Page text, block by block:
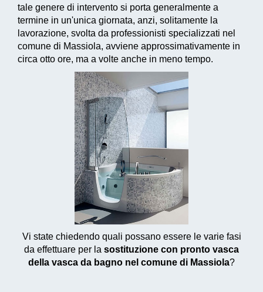
tale genere di intervento si porta generalmente a
termine in un'unica giornata, anzi, solitamente la
lavorazione, svolta da professionisti specializzati nel
comune di Massiola, avviene approssimativamente in
circa otto ore, ma a volte anche in meno tempo.
Vi state chiedendo quali possano essere le varie fasi
da effettuare per la sostituzione con pronto vasca
della vasca da bagno nel comune di Massiola?